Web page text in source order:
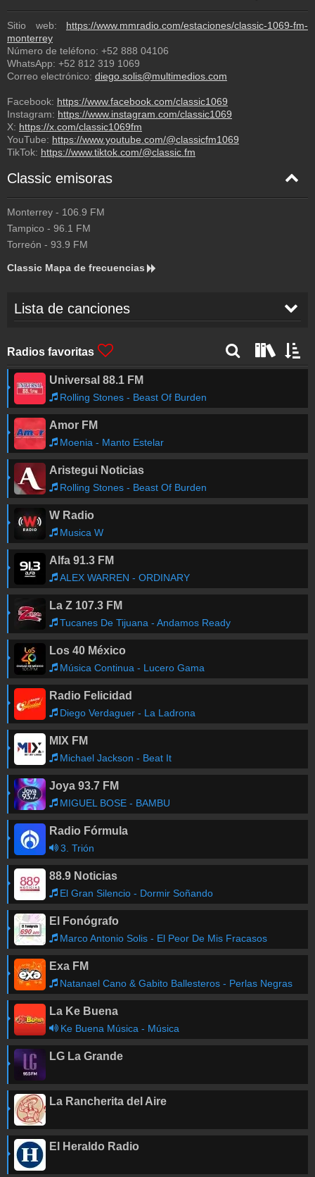
Sitio web: https://www.mmradio.com/estaciones/classic-1069-fm-
monterrey
Número de teléfono: +52 888 04106
WhatsApp: +52 812 319 1069
Correo electrónico: diego.solis@multimedios.com
Facebook: https://www.facebook.com/classic1069
Instagram: https://www.instagram.com/classic1069
X: https://x.com/classic1069fm
YouTube: https://www.youtube.com/@classicfm1069
TikTok: https://www.tiktok.com/@classic.fm
Classic emisoras
Monterrey - 106.9 FM
Tampico - 96.1 FM
Torreón - 93.9 FM
Classic Mapa de frecuencias
Lista de canciones
00:57 Dire Straits -SULTANS OF SWING
00:54 Joan Jett & The Blackhearts
CLOVER
00:51 Frank Sinatra-
00:47 Fleetwood Mac
00:44 CLODAGH RODGERS
Obtener las canciones anteriores
Radios favoritas
Universal 88.1 FM
Rolling Stones - Beast Of Burden
Amor FM
Moenia - Manto Estelar
Aristegui Noticias
Rolling Stones - Beast Of Burden
W Radio
Musica W
Alfa 91.3 FM
ALEX WARREN - ORDINARY
La Z 107.3 FM
Tucanes De Tijuana - Andamos Ready
Los 40 México
Música Continua - Lucero Gama
Radio Felicidad
Diego Verdaguer - La Ladrona
MIX FM
Michael Jackson - Beat It
Joya 93.7 FM
MIGUEL BOSE - BAMBU
Radio Fórmula
3. Trión
88.9 Noticias
El Gran Silencio - Dormir Soñando
El Fonógrafo
Marco Antonio Solis - El Peor De Mis Fracasos
Exa FM
Natanael Cano & Gabito Ballesteros - Perlas Negras
La Ke Buena
Ke Buena Música - Música
LG La Grande
La Rancherita del Aire
El Heraldo Radio